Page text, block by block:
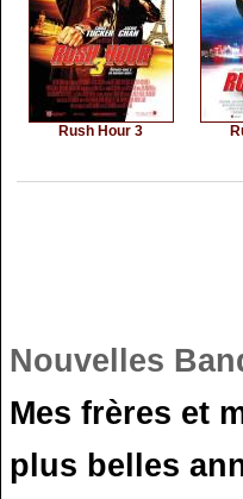
Rush Hour 3
Nouvelles
Mes frères et
plus belles